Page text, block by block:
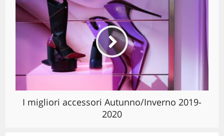
I migliori accessori Autunno/Inverno 2019-
2020